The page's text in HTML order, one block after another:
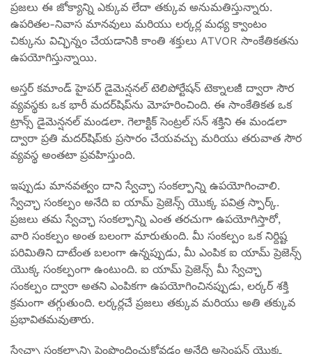
ప్రజలు ఈ జోక్యాన్ని ఎక్కువ లేదా తక్కువ అనుమతిస్తున్నారు.
ఉపరితల-నివాస మానవులు మరియు లర్కర్ల మధ్య క్వాంటం
చిక్కును విచ్ఛిన్నం చేయడానికి కాంతి శక్తులు ATVOR సాంకేతికతను
ఉపయోగిస్తున్నాయి.
అస్తర్ కమాండ్ హైపర్ డైమెన్షనల్ టెలిపోర్టేషన్ టెక్నాలజీ ద్వారా సౌర
వ్యవస్థకు ఒక భారీ మదర్‌షిప్‌ను మోహరించింది. ఈ సాంకేతికత ఒక
ట్రాన్స్ డైమెన్షనల్ మండలా. గెలాక్టిక్ సెంట్రల్ సన్ శక్తిని ఈ మండలా
ద్వారా ప్రతి మదర్‌షిప్‌కు ప్రసారం చేయవచ్చు మరియు తరువాత సౌర
వ్యవస్థ అంతటా ప్రవహిస్తుంది.
ఇప్పుడు మానవత్వం దాని స్వేచ్ఛా సంకల్పాన్ని ఉపయోగించాలి.
స్వేచ్ఛా సంకల్పం అనేది ఐ యామ్ ప్రెజెన్స్ యొక్క పవిత్ర స్పార్క్.
ప్రజలు తమ స్వేచ్ఛా సంకల్పాన్ని ఎంత తరచుగా ఉపయోగిస్తారో,
వారి సంకల్పం అంత బలంగా మారుతుంది. మీ సంకల్పం ఒక నిర్దిష్ట
పరిమితిని దాటేంత బలంగా ఉన్నప్పుడు, మీ ఎంపిక ఐ యామ్ ప్రెజెన్స్
యొక్క సంకల్పంగా ఉంటుంది. ఐ యామ్ ప్రెజెన్స్ మీ స్వేచ్ఛా
సంకల్పం ద్వారా అతని ఎంపికగా ఉపయోగించినప్పుడు, లర్కర్ శక్తి
క్రమంగా తగ్గుతుంది. లర్కర్లచే ప్రజలు తక్కువ మరియు అతి తక్కువ
ప్రభావితమవుతారు.
స్వేచ్ఛా సంకల్పాన్ని పెంపొందించుకోవడం అనేది అసెంషన్ యొక్క